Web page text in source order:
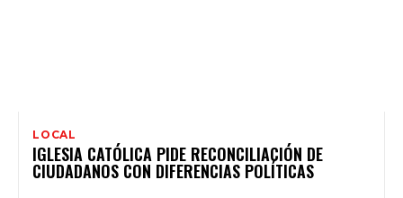
LOCAL
IGLESIA CATÓLICA PIDE RECONCILIACIÓN DE
CIUDADANOS CON DIFERENCIAS POLÍTICAS